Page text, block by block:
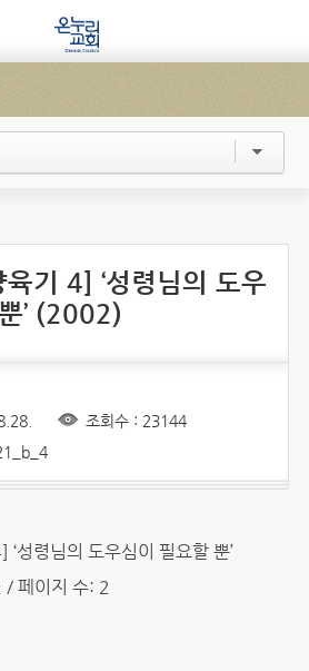
기 4] ‘성령님의 도우
’ (2002)
조회수 : 23144
성령님의 도우심이 필요할 뿐’
페이지 수: 2